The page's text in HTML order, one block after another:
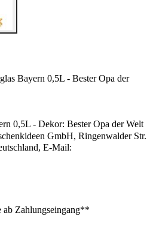
Bayern 0,5L - Bester Opa der
0,5L - Dekor: Bester Opa der Welt
GmbH, Ringenwalder Str.
E-Mail:
ab Zahlungseingang**